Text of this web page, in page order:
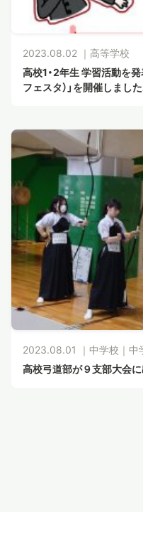
2023.08.02 ｜ 高等学校
高校1・2年生 学習活動を
フェスタ）」を開催しました
2023.08.01 ｜ 中学校 ｜ 中
高校弓道部が９支部大会